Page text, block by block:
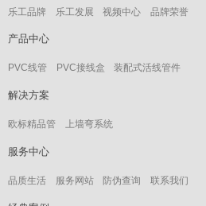
乐工品牌 乐工发展 视频中心 品牌荣誉
产品中心
PVC线管 PVC接线盒 装配式活线管件
解决方案
欧标精品管 上墙弯系统
服务中心
品质生活 服务网站 防伪查询 联系我们